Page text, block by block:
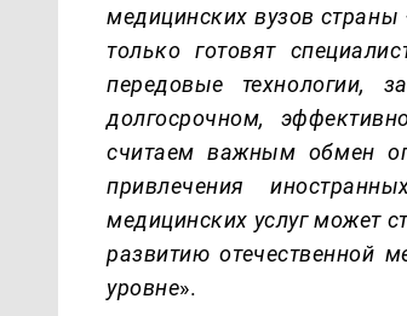
медицинских вузов
только готовят
передовые технологии,
долгосрочном,
считаем важным обмен
привлечения
медицинских услуг может
развитию отечественной
уровне».